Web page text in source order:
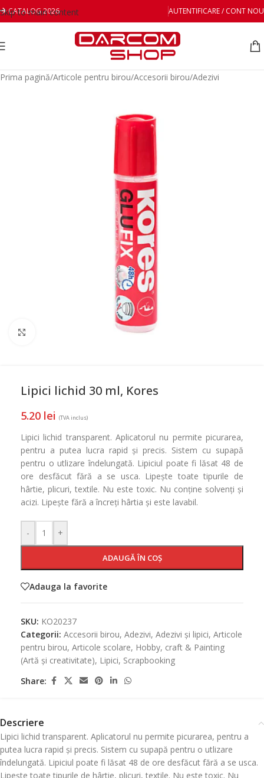
Skip to main content
CATALOG 2026 AUTENTIFICARE / CONT NOU
Prima pagină/Articole pentru birou/Accesorii birou/Adezivi
Lipici lichid 30 ml, Kores
5.20 lei (TVA inclus)
Lipici lichid transparent. Aplicatorul nu permite picurarea,
pentru a putea lucra rapid și precis. Sistem cu supapă
pentru o utlizare îndelungată. Lipiciul poate fi lăsat 48 de
ore desfăcut fără a se usca. Lipește toate tipurile de
hârtie, plicuri, textile. Nu este toxic. Nu conține solvenți și
acizi. Lipește fără a încreți hârtia și este lavabil.
- +
ADAUGĂ ÎN COȘ
Adauga la favorite
SKU: KO20237
Categorii: Accesorii birou, Adezivi, Adezivi și lipici, Articole
pentru birou, Articole scolare, Hobby, craft & Painting
(Artă și creativitate), Lipici, Scrapbooking
Share:
Descriere
Lipici lichid transparent. Aplicatorul nu permite picurarea, pentru a
putea lucra rapid și precis. Sistem cu supapă pentru o utlizare
îndelungată. Lipiciul poate fi lăsat 48 de ore desfăcut fără a se usca.
Lipește toate tipurile de hârtie, plicuri, textile. Nu este toxic. Nu